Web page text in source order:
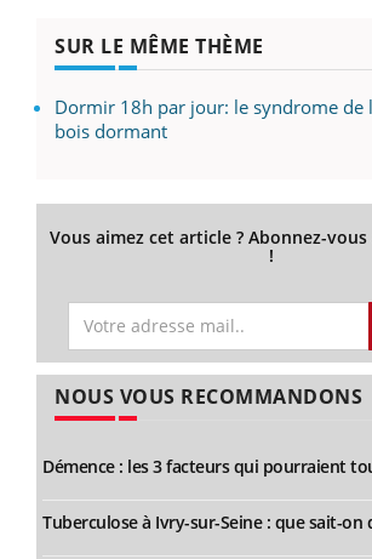
SUR LE MÊME THÈME
Dormir 18h par jour: le syndrome de
bois dormant
Vous aimez cet article ? Abonnez-
!
NOUS VOUS RECOMMANDONS
Démence : les 3 facteurs qui pourraient
Tuberculose à Ivry-sur-Seine : que sait-on